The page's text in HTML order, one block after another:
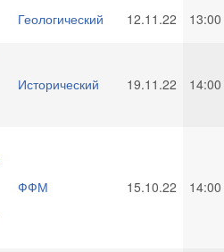
Геологический 12.11.22 13:00
Исторический 19.11.22 14:00
ФФМ 15.10.22 14:00